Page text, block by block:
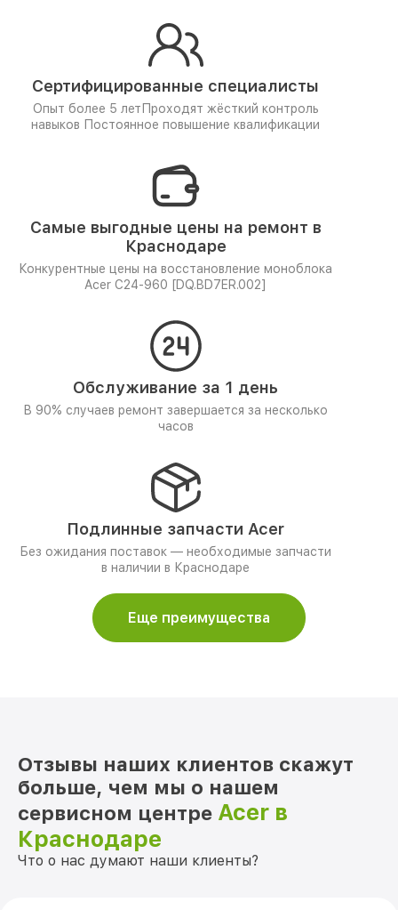
Сертифицированные специалисты
Опыт более 5 лет Проходят жёсткий контроль
навыков Постоянное повышение квалификации
Самые выгодные цены на ремонт в
Краснодаре
Конкурентные цены на восстановление моноблока
Acer C24-960 [DQ.BD7ER.002]
Обслуживание за 1 день
В 90% случаев ремонт завершается за несколько
часов
Подлинные запчасти Acer
Без ожидания поставок — необходимые запчасти
в наличии в Краснодаре
Еще преимущества
Отзывы наших клиентов скажут
больше, чем мы о нашем
сервисном центре Acer в
Краснодаре
Что о нас думают наши клиенты?